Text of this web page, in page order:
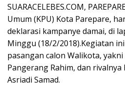
SUARACELEBES.COM,
Umum (KPU) Kota Parepare,
deklarasi kampanye damai, di
Minggu (18/2/2018).Kegiatan
pasangan calon Walikota,
Pangerang Rahim, dan rivalnya
Asriadi Samad.